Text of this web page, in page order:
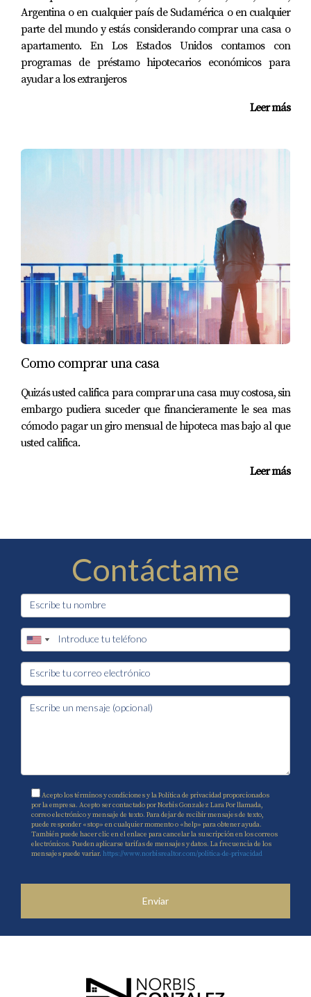
Argentina o en cualquier país de Sudamérica o en cualquier
parte del mundo y estás considerando comprar una casa o
apartamento. En Los Estados Unidos contamos con
programas de préstamo hipotecarios económicos para
ayudar a los extranjeros
Leer más
Como comprar una casa
Quizás usted califica para comprar una casa muy costosa, sin
embargo pudiera suceder que financieramente le sea mas
cómodo pagar un giro mensual de hipoteca mas bajo al que
usted califica.
Leer más
Contáctame
Acepto los términos y condiciones y la Política de privacidad proporcionados
por la empresa. Acepto ser contactado por Norbis Gonzalez Lara Por llamada,
correo electrónico y mensaje de texto. Para dejar de recibir mensajes de texto,
puede responder «stop» en cualquier momento o «help» para obtener ayuda.
También puede hacer clic en el enlace para cancelar la suscripción en los correos
electrónicos. Pueden aplicarse tarifas de mensajes y datos. La frecuencia de los
mensajes puede variar. https://www.norbisrealtor.com/politica-de-privacidad
Enviar